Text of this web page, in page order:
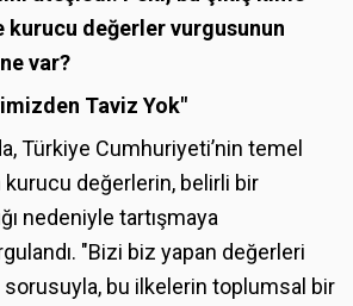
kurucu değerler vurgusunun
var?
Taviz Yok"
Türkiye Cumhuriyeti’nin temel
kurucu değerlerin, belirli bir
nedeniyle tartışmaya
"Bizi biz yapan değerleri
sorusuyla, bu ilkelerin toplumsal bir